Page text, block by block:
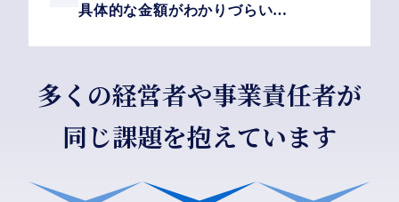
具体的な金額がわかりづらい…
多くの経営者や事業責任者が
同じ課題を抱えています